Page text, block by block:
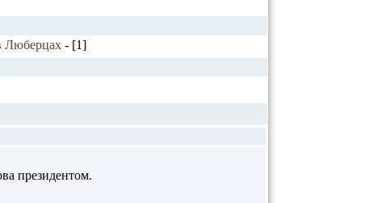
Люберцах - [1]
президентом.